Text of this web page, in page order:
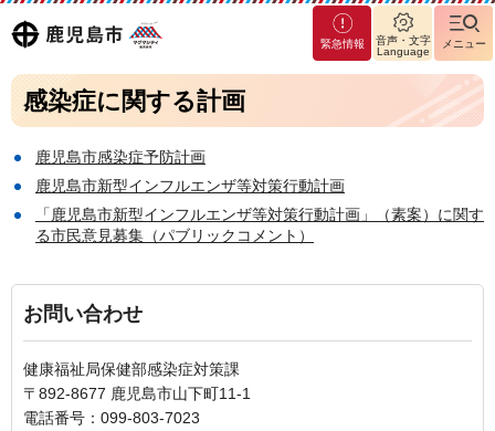
鹿児島
市
マグ
マシ
ティ
鹿児
島市
緊急情報
音声・文字
Language
メニュー
感染症に関する計画
鹿児島市感染症予防計画
鹿児島市新型インフルエンザ等対策行動計画
「鹿児島市新型インフルエンザ等対策行動計画」（素案）に関す
る市民意見募集（パブリックコメント）
お問い合わせ
健康福祉局保健部感染症対策課
〒892-8677 鹿児島市山下町11-1
電話番号：099-803-7023